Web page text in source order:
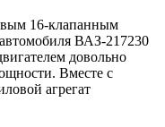
16-клапанным
ВАЗ-217230
довольно
Вместе с
агрегат